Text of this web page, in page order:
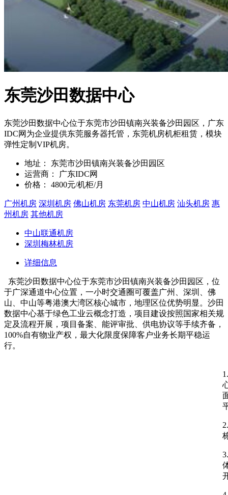
东莞沙田数据中心
东莞沙田数据中心位于东莞市沙田镇南兴装备沙田园区，广东
IDC网为企业提供东莞服务器托管，东莞机房机柜租赁，模块
弹性定制VIP机房。
地址：
东莞市沙田镇南兴装备沙田园区
运营商：
广东IDC网
价格：
4800元/机柜/月
广州机房 深圳机房 佛山机房 东莞机房 中山机房 汕头机房 惠
州机房 其他机房
中山联通机房
深圳梅林机房
详细信息
东莞沙田数据中心位于东莞市沙田镇南兴装备沙田园区，位
于广深通道中心位置，一小时交通圈可覆盖广州、深圳、佛
山、中山等粤港澳大湾区核心城市，地理区位优势明显。沙田
数据中心基于绿色工业云概念打造，项目建设按照国家相关规
定及流程开展，项目备案、能评审批、供电协议等手续齐备，
100%自有物业产权，最大化限度保障客户业务长期平稳运
行。